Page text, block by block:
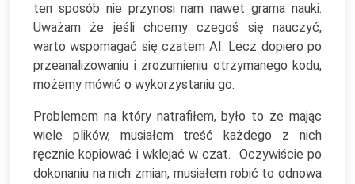
ten sposób nie przynosi nam nawet grama nauki.
Uważam że jeśli chcemy czegoś się nauczyć,
warto wspomagać się czatem AI. Lecz dopiero po
przeanalizowaniu i zrozumieniu otrzymanego kodu,
możemy mówić o wykorzystaniu go.
Problemem na który natrafiłem, było to że mając
wiele plików, musiałem treść każdego z nich
ręcznie kopiować i wklejać w czat. Oczywiście po
dokonaniu na nich zmian, musiałem robić to odnowa